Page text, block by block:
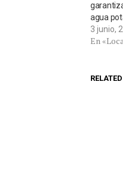
agua
3 junio,
En